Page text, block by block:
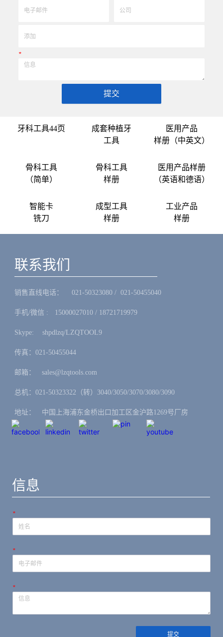
*
提交
牙科工具44页
成套种植牙
工具
医用产品
样册（中英文）
骨科工具
（简单）
骨科工具
样册
医用产品样册
（英语和德语）
智能卡
铣刀
成型工具
样册
工业产品
样册
联系我们
销售直线电话：ㅤ 021-50323080 / 021-50455040
手机/微信 :ㅤ15000027010 / 18721719979
Skype: ㅤshpdlzq/LZQTOOL9
传真：021-50455044
邮箱：ㅤsales@lzqtools.com
总机：021-50323322（转）3040/3050/3070/3080/3090
地址：ㅤ中国上海浦东金桥出口加工区金沪路1269号厂房
信息
*
*
*
提交